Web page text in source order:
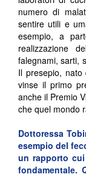
numero di
sentire utili e
esempio, a
realizzazione
falegnami, sarti,
Il presepio, nato
vinse il primo
anche il Premio
che quel mondo
Dottoressa
esempio del
un rapporto
fondamentale.